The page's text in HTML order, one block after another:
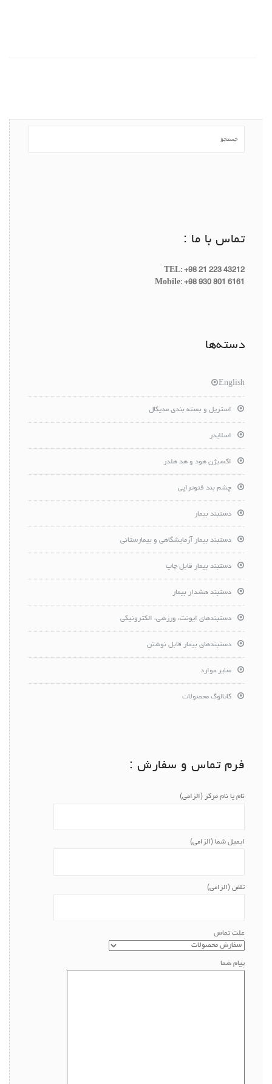
تماس با ما :
TEL: +98 21 223 43212
Mobile: +98 930 801 6161
دسته‌ها
English
استریل و بسته بندی مدیکال
اسلایدر
اکسیژن هود و هد هلدر
چشم بند فتوتراپی
دستبند بیمار
دستبند بیمار آزمایشگاهی و بیمارستانی
دستبند بیمار قابل چاپ
دستبند هشدار بیمار
دستبندهای ایونت، ورزشی، الکترونیکی
دستبندهای بیمار قابل نوشتن
سایر موارد
کاتالوگ محصولات
فرم تماس و سفارش :
نام یا نام مرکز (الزامی)
ایمیل شما (الزامی)
تلفن (الزامی)
علت تماس
پیام شما